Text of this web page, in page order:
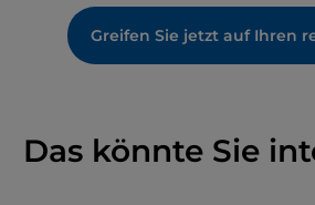
Das könnte Sie